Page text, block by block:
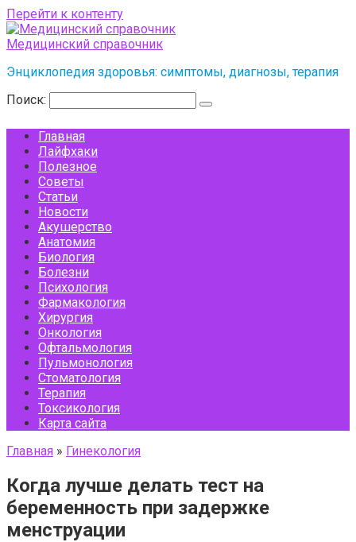
Перейти к контенту
Медицинский справочник
Энциклопедия здоровья: симптомы, диагнозы, терапия
Поиск:
Главная
Лайфхаки
Полезное
Советы
Статьи
Новости
Акушерство
Анатомия
Биология
Болезни
Психология
Фармакология
Хирургия
Онкология
Офтальмология
Пульмонология
Стоматология
Терапия
Токсикология
Карта сайта
Главная » Гинекология
Когда лучше делать тест на
беременность при задержке
менструации